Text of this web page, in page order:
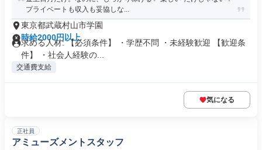
プライベートも収入も妥協しな...
東京都武蔵村山市学園
時給2000円以上
求める人材: 【必須条件】 ・学歴不問 ・未経験歓迎 【歓迎条
件】 ・社会人経験の...
交通費支給
気になる
正社員
アミューズメントスタッフ